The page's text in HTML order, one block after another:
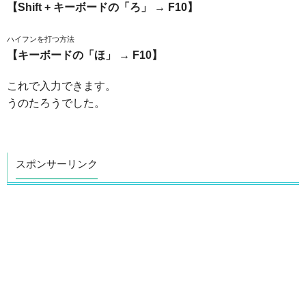
【Shift + キーボードの「ろ」 → F10】
ハイフンを打つ方法
【キーボードの「ほ」 → F10】
これで入力できます。
うのたろうでした。
スポンサーリンク